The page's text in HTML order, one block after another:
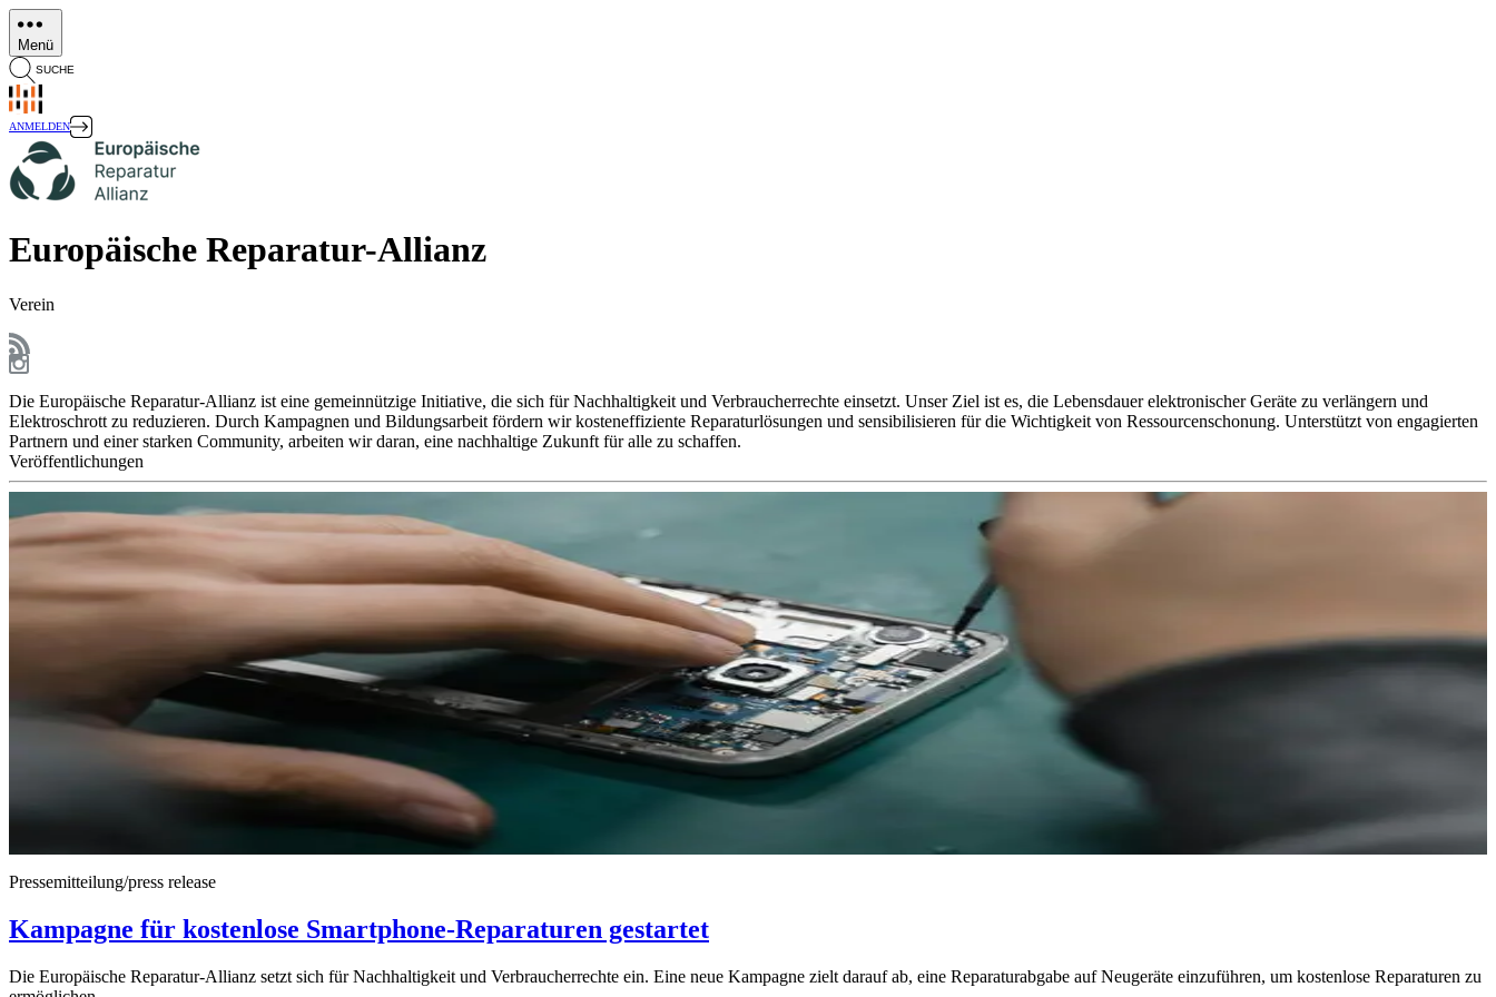
Direkt
zum
Inhalt
Menü
SUCHE
ANMELDEN
Europäische Reparatur-Allianz
Verein
Die Europäische Reparatur-Allianz ist eine gemeinnützige Initiative, die sich für Nachhaltigkeit und Verbraucherrechte einsetzt. Unser Ziel ist es, die Lebensdauer elektronischer Geräte zu verlängern und
Elektroschrott zu reduzieren. Durch Kampagnen und Bildungsarbeit fördern wir kosteneffiziente Reparaturlösungen und sensibilisieren für die Wichtigkeit von Ressourcenschonung. Unterstützt von engagierten
Partnern und einer starken Community, arbeiten wir daran, eine nachhaltige Zukunft für alle zu schaffen.
Veröffentlichungen
Pressemitteilung/press release
Kampagne für kostenlose Smartphone-Reparaturen gestartet
Die Europäische Reparatur-Allianz setzt sich für Nachhaltigkeit und Verbraucherrechte ein. Eine neue Kampagne zielt darauf ab, eine Reparaturabgabe auf Neugeräte einzuführen, um kostenlose Reparaturen zu